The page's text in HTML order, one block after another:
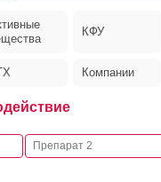
КФУ
Компании